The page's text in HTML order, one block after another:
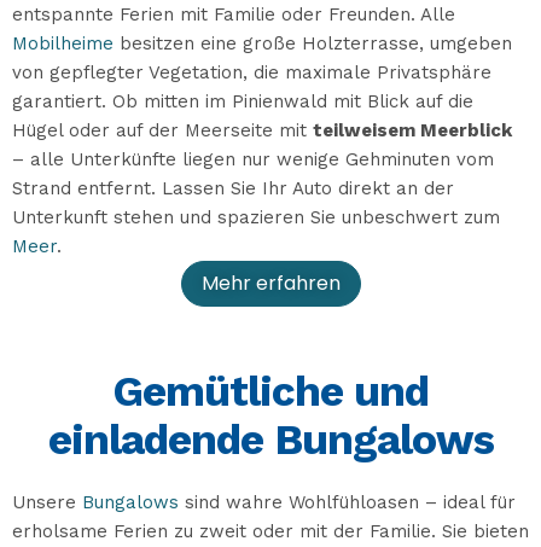
entspannte Ferien mit Familie oder Freunden. Alle
Mobilheime besitzen eine große Holzterrasse, umgeben
von gepflegter Vegetation, die maximale Privatsphäre
garantiert. Ob mitten im Pinienwald mit Blick auf die
Hügel oder auf der Meerseite mit teilweisem Meerblick
– alle Unterkünfte liegen nur wenige Gehminuten vom
Strand entfernt. Lassen Sie Ihr Auto direkt an der
Unterkunft stehen und spazieren Sie unbeschwert zum
Meer.
Mehr erfahren
Gemütliche und
einladende Bungalows
Unsere Bungalows sind wahre Wohlfühloasen – ideal für
erholsame Ferien zu zweit oder mit der Familie. Sie bieten